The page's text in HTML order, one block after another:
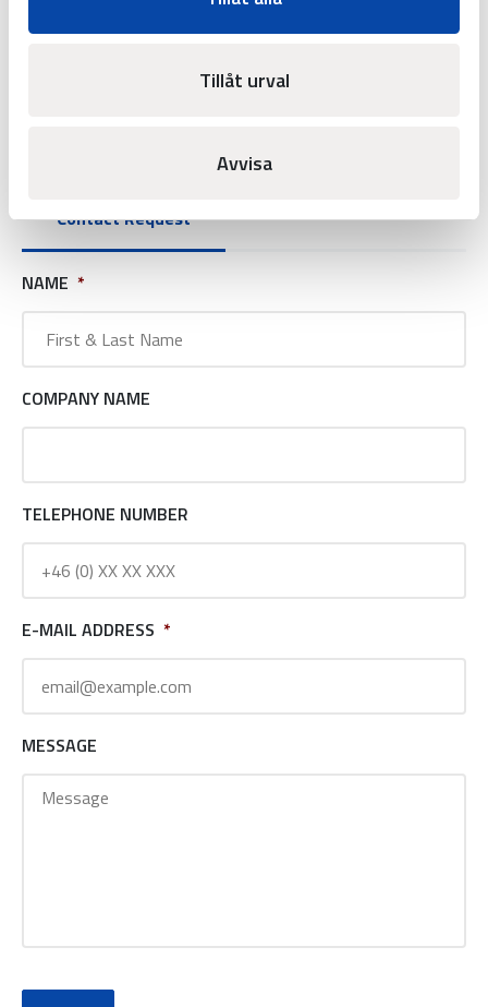
Tillåt urval
Avvisa
Contact Request
NAME *
COMPANY NAME
TELEPHONE NUMBER
E-MAIL ADDRESS *
MESSAGE